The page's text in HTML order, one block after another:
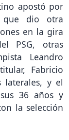
apostó por
dio otra
en la gira
PSG, otras
Leandro
Fabricio
laterales, y el
36 años y
la selección